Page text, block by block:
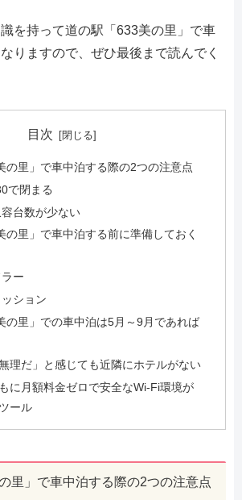
を持って道の駅「633美の里」で車
りますので、ぜひ最後まで読んでく
目次
の里」で車中泊する際の2つの注意点
で閉まる
台数が少ない
の里」で車中泊する前に準備しておく
ー
ション
の里」での車中泊は5月～9月であれば
理だ」と感じても近隣にホテルがない
に月額料金ゼロで安全なWi-Fi環境が
ール
里」で車中泊する際の2つの注意点